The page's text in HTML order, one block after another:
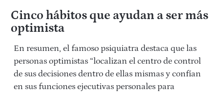
Cinco hábitos que ayudan a ser más
optimista
En resumen, el famoso psiquiatra destaca que las
personas optimistas “localizan el centro de control
de sus decisiones dentro de ellas mismas y confían
en sus funciones ejecutivas personales para